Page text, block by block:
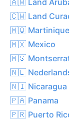
🇨🇼 Land
🇲🇶 Martinique
🇲🇽 Mexico
🇲🇸
🇳🇱
🇳🇮 Nicaragua
🇵🇦 Panama
🇵🇷 Puerto